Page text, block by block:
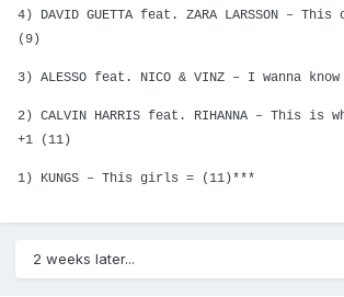
4) DAVID GUETTA feat. ZARA LARSSON –
(9)
3) ALESSO feat. NICO & VINZ – I wanna
2) CALVIN HARRIS feat. RIHANNA – This is
+1 (11)
1) KUNGS – This girls = (11)***
2 weeks later...